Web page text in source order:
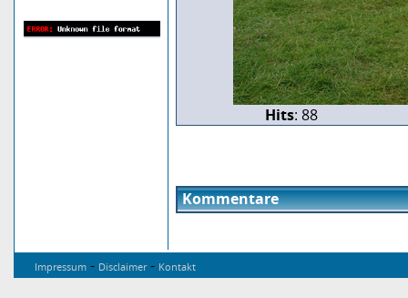
Hits: 88
Kommentare
Impressum - Disclaimer- Kontakt